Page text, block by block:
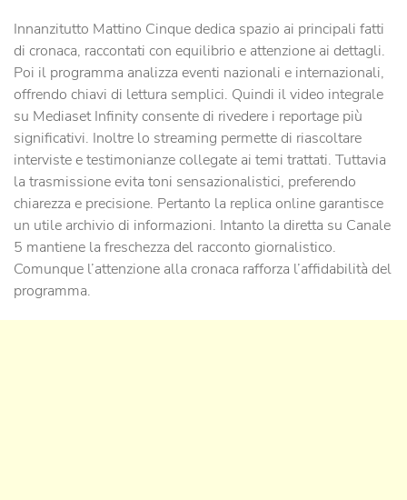
Innanzitutto Mattino Cinque dedica spazio ai principali fatti
di cronaca, raccontati con equilibrio e attenzione ai dettagli.
Poi il programma analizza eventi nazionali e internazionali,
offrendo chiavi di lettura semplici. Quindi il video integrale
su Mediaset Infinity consente di rivedere i reportage più
significativi. Inoltre lo streaming permette di riascoltare
interviste e testimonianze collegate ai temi trattati. Tuttavia
la trasmissione evita toni sensazionalistici, preferendo
chiarezza e precisione. Pertanto la replica online garantisce
un utile archivio di informazioni. Intanto la diretta su Canale
5 mantiene la freschezza del racconto giornalistico.
Comunque l’attenzione alla cronaca rafforza l’affidabilità del
programma.